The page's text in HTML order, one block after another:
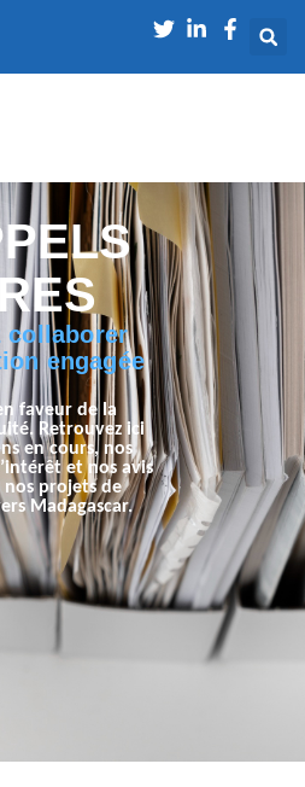
collaborer
engagée
faveur de la
Retrouvez ici
en cours, nos
et nos avis
nos projets de
Madagascar.